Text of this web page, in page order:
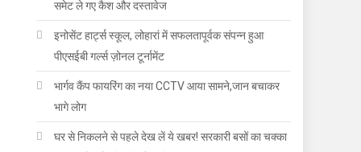
समेट ले गए कैश और दस्तावेज
इनोसेंट हार्ट्स स्कूल, लोहारां में सफलतापूर्वक संपन्न हुआ
पीएसईबी गर्ल्स ज़ोनल टूर्नामेंट
भार्गव कैंप फायरिंग का नया CCTV आया सामने,जान बचाकर
भागे लोग
घर से निकलने से पहले देख लें ये खबर! सरकारी बसों का चक्का